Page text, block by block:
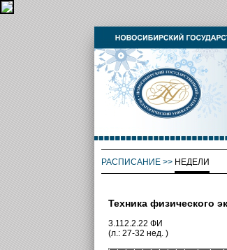
РАСПИСАНИЕ>> НЕДЕЛИ
Техника физического
3.112.2.22 ФИ
(л.: 27-32 нед. )